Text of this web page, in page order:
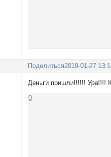
Поделиться2019-01-27
Деньги пришли!!!!!! Ура!!!!
0